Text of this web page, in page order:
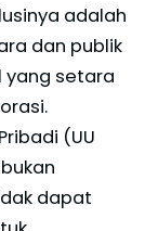
adalah
dan publik
yang setara
(UU
dapat